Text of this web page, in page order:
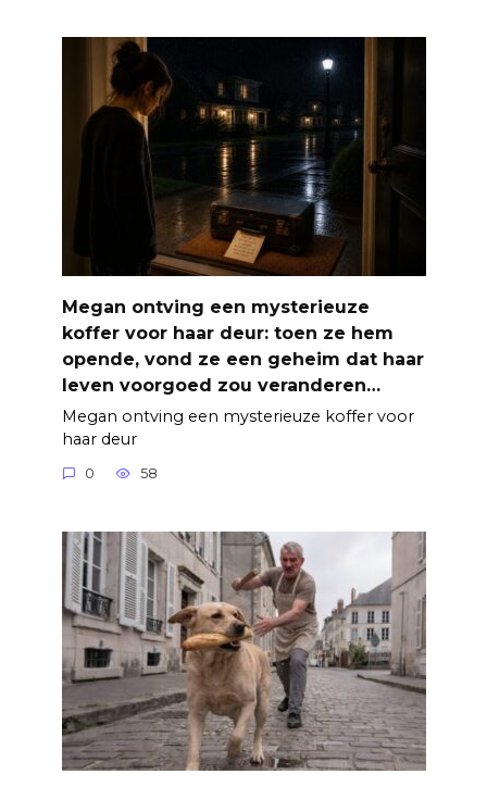
Megan ontving een mysterieuze
koffer voor haar deur: toen ze hem
opende, vond ze een geheim dat haar
leven voorgoed zou veranderen…
Megan ontving een mysterieuze koffer voor
haar deur
0 58